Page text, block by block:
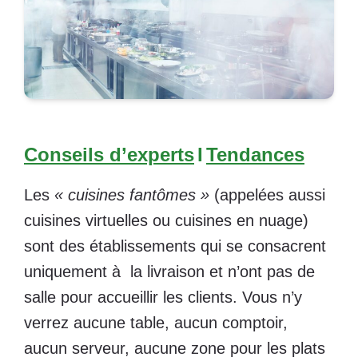
Conseils d’expertsI Tendances
Les « cuisines fantômes » (appelées aussi
cuisines virtuelles ou cuisines en nuage)
sont des établissements qui se consacrent
uniquement à la livraison et n’ont pas de
salle pour accueillir les clients. Vous n’y
verrez aucune table, aucun comptoir,
aucun serveur, aucune zone pour les plats